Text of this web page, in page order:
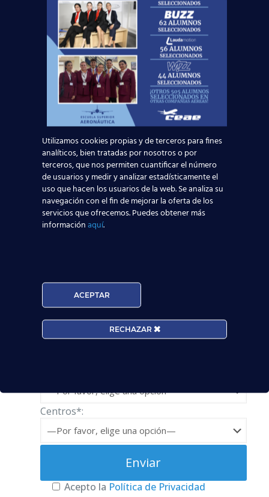
Además, el curso incluye
prácticasen piscina
y en simulador de avión.
Una vez acabado el curso, nuestro
Departamento de Orientación Laboral
asesorarte para que sigas los pasos de los
de 4400 alumnos que ya están trabajando
¡Puede que encontramos el trabajo perfecto para
No dejes volar esta oportunidad, y acércate a
nuestro centro más cercano. ¡Puedes elegir entre
más de 20 escuelas repartidas por toda
España! O, si lo prefieres, pregúntanos
directamente en esteformulario:
Solicita información
Teléfono*
Centros*:
Acepto la Política de Privacidad
Utilizamos cookies propias y de terceros para fines
analíticos, bien tratadas por nosotros o por
terceros, que nos permiten cuantificar el número
de usuarios y medir y analizar estadísticamente el
uso que hacen los usuarios de la web. Se analiza su
navegación con el fin de mejorar la oferta de los
servicios que ofrecemos. Puedes obtener más
informaciónaquí.
ACEPTAR
RECHAZAR